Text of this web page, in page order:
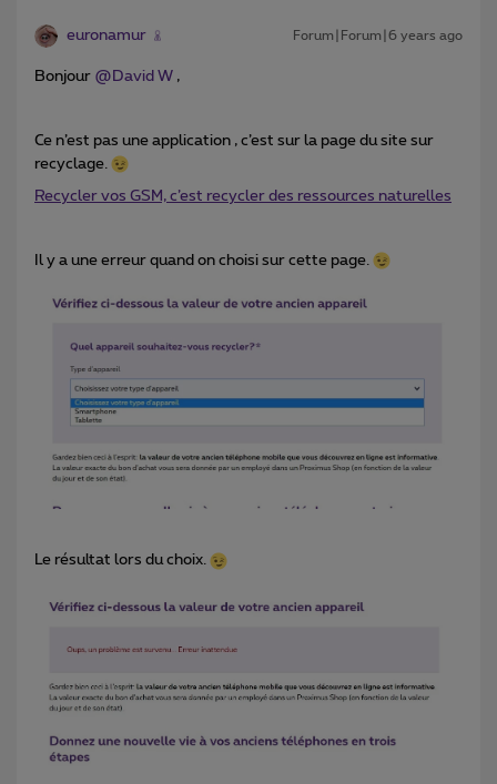
euronamur Forum|Forum|6 years ago
Bonjour @David W ,
Ce n’est pas une application , c’est sur la page du site sur
recyclage.
Recycler vos GSM, c’est recycler des ressources naturelles
Il y a une erreur quand on choisi sur cette page.
Le résultat lors du choix.